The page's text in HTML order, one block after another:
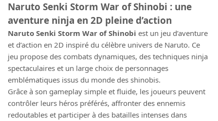
Naruto Senki Storm War of Shinobi : une
aventure ninja en 2D pleine d’action
Naruto Senki Storm War of Shinobi est un jeu d’aventure
et d’action en 2D inspiré du célèbre univers de Naruto. Ce
jeu propose des combats dynamiques, des techniques ninja
spectaculaires et un large choix de personnages
emblématiques issus du monde des shinobis.
Grâce à son gameplay simple et fluide, les joueurs peuvent
contrôler leurs héros préférés, affronter des ennemis
redoutables et participer à des batailles intenses dans